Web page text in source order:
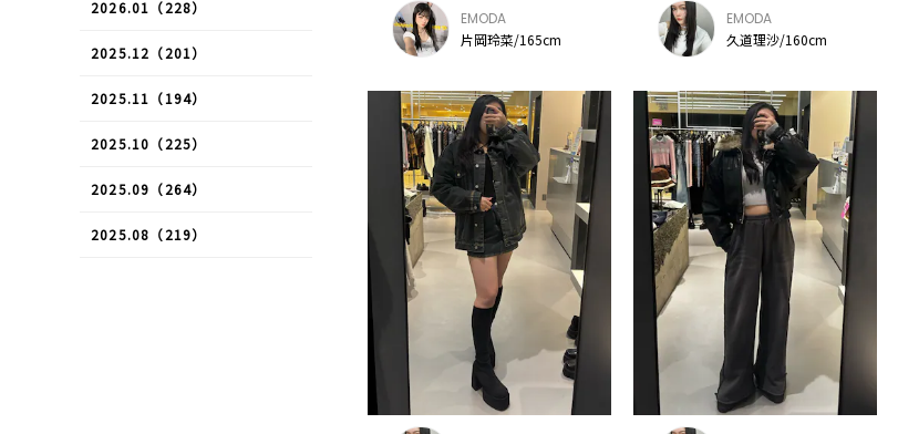
EMODA
片岡玲菜/165cm
EMODA
久道理沙/160cm
2026.01（228）
2025.12（201）
2025.11（194）
2025.10（225）
2025.09（264）
2025.08（219）